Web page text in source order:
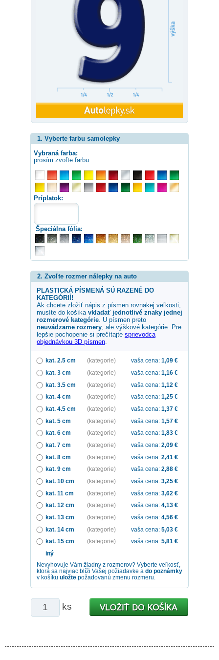
1. Vyberte farbu samolepky
Vybraná farba:
prosím zvoľte farbu
Príplatok:
Špeciálna fólia:
2. Zvoľte rozmer nálepky na auto
PLASTICKÁ PÍSMENÁ SÚ RAZENÉ DO
KATEGÓRIÍ!
Ak chcete zložiť nápis z písmen rovnakej veľkosti,
musíte do košíka vkladať jednotlivé znaky jednej
rozmerové kategórie. U písmen preto
neuvádzame rozmery, ale výškové kategórie. Pre
lepšie pochopenie si prečítajte sprievodca
objednávkou 3D písmen.
kat. 2.5 cm (kategorie) vaša cena: 1,09 €
kat. 3 cm
(kategorie) vaša cena: 1,16 €
kat. 3.5 cm
(kategorie) vaša cena: 1,12 €
kat. 4 cm
(kategorie) vaša cena: 1,25 €
kat. 4.5 cm
(kategorie) vaša cena: 1,37 €
kat. 5 cm
(kategorie) vaša cena: 1,57 €
kat. 6 cm
(kategorie) vaša cena: 1,83 €
kat. 7 cm
(kategorie) vaša cena: 2,09 €
kat. 8 cm
(kategorie) vaša cena: 2,41 €
kat. 9 cm
(kategorie) vaša cena: 2,88 €
kat. 10 cm
(kategorie) vaša cena: 3,25 €
kat. 11 cm
(kategorie) vaša cena: 3,62 €
kat. 12 cm
(kategorie) vaša cena: 4,13 €
kat. 13 cm
(kategorie) vaša cena: 4,56 €
kat. 14 cm
(kategorie) vaša cena: 5,03 €
kat. 15 cm
(kategorie) vaša cena: 5,81 €
iný
Nevyhovuje Vám žiadny z rozmerov? Vyberte veľkosť,
ktorá sa najviac blíži Vašej požiadavke a do poznámky
v košíku uložte požadovanú zmenu rozmeru.
ks